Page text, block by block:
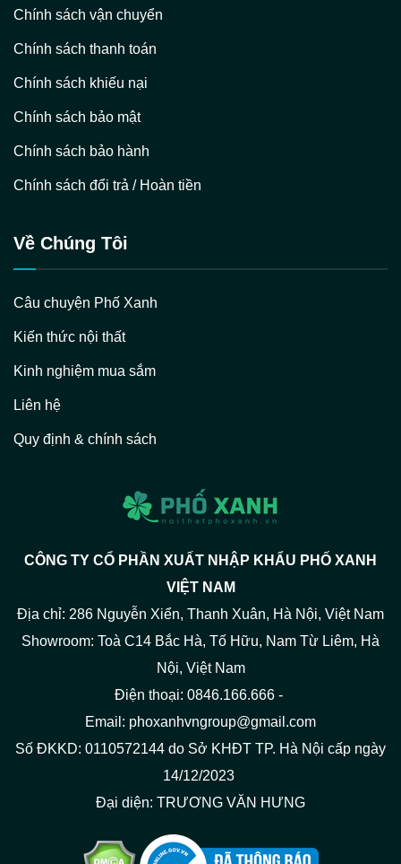
Chính sách vận chuyển
Chính sách thanh toán
Chính sách khiếu nại
Chính sách bảo mật
Chính sách bảo hành
Chính sách đổi trả / Hoàn tiền
Về Chúng Tôi
Câu chuyện Phố Xanh
Kiến thức nội thất
Kinh nghiệm mua sắm
Liên hệ
Quy định & chính sách
CÔNG TY CỔ PHẦN XUẤT NHẬP KHẨU PHỐ XANH
VIỆT NAM
Địa chỉ: 286 Nguyễn Xiển, Thanh Xuân, Hà Nội, Việt Nam
Showroom: Toà C14 Bắc Hà, Tố Hữu, Nam Từ Liêm, Hà
Nội, Việt Nam
Điện thoại: 0846.166.666 -
Email: phoxanhvngroup@gmail.com
Số ĐKKD: 0110572144 do Sở KHĐT TP. Hà Nội cấp ngày
14/12/2023
Đại diện: TRƯƠNG VĂN HƯNG